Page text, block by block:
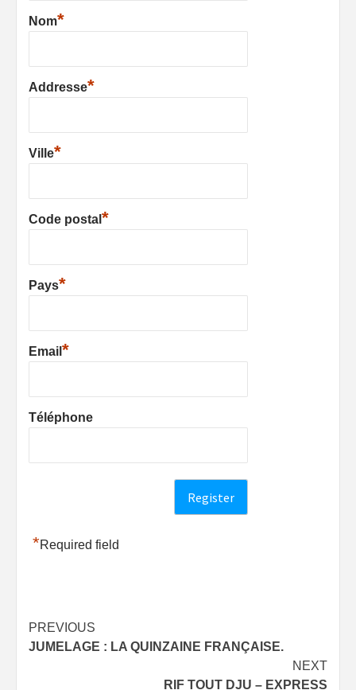
Nom*
Addresse*
Ville*
Code postal *
Pays*
Email *
Téléphone
*Required field
Post
navigation
PREVIOUS
JUMELAGE : LA QUINZAINE FRANÇAISE.
NEXT
RIF TOUT DJU – EXPRESS